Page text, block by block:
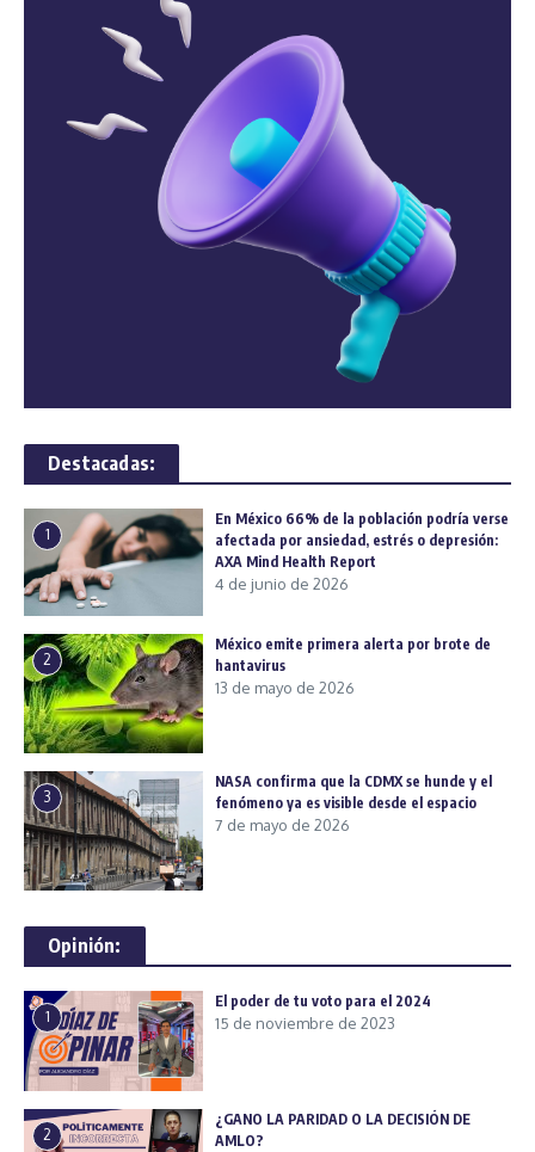
Destacadas:
1
En México 66% de la población podría verse
afectada por ansiedad, estrés o depresión:
AXA Mind Health Report
4 de junio de 2026
2
México emite primera alerta por brote de
hantavirus
13 de mayo de 2026
3
NASA confirma que la CDMX se hunde y el
fenómeno ya es visible desde el espacio
7 de mayo de 2026
Opinión:
1
El poder de tu voto para el 2024
15 de noviembre de 2023
2
¿GANO LA PARIDAD O LA DECISIÓN DE
AMLO?